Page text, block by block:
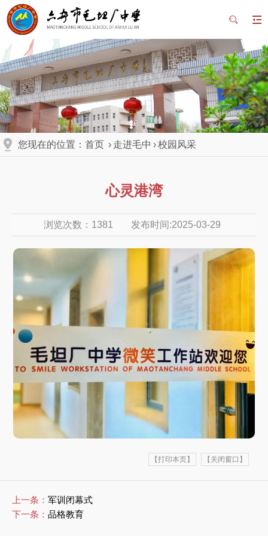
您现在的位置： 首页 › 走进毛中 ›校园风采
心灵港湾
浏览次数： 1381 发布时间:2025-03-29
【打印本页】 【关闭窗口】
上一条： 军训闭幕式
下一条： 品格教育